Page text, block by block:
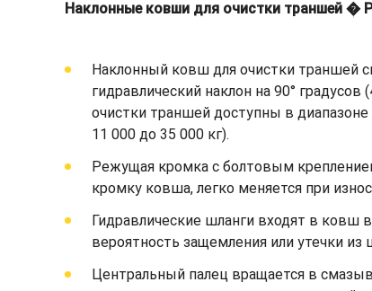
Наклонные ковши для очистки траншей �
Наклонный ковш для очистки траншей
гидравлический наклон на 90°
очистки траншей доступны в
11 000 до 35 000 кг).
Режущая кромка с болтовым
кромку ковша, легко меняется при
Гидравлические шланги входят в
вероятность защемления или утечки из
Центральный палец вращается в